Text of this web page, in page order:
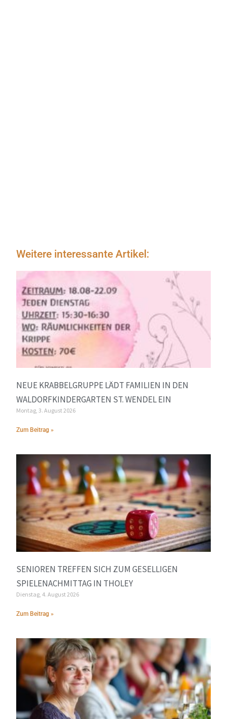
Weitere interessante Artikel:
NEUE KRABBELGRUPPE LÄDT FAMILIEN IN DEN
WALDORFKINDERGARTEN ST. WENDEL EIN
Montag, 3. August 2026
Zum Beitrag »
SENIOREN TREFFEN SICH ZUM GESELLIGEN
SPIELENACHMITTAG IN THOLEY
Dienstag, 4. August 2026
Zum Beitrag »